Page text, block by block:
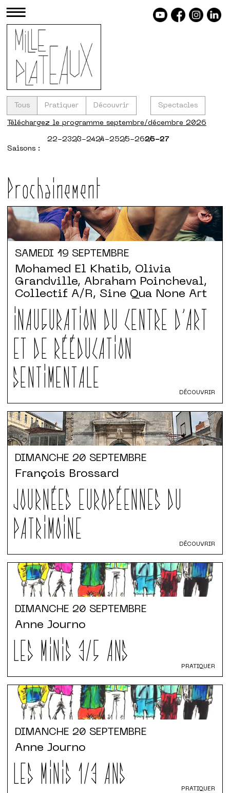
≡
Tous Pratiquer Découvrir Spectacles
Téléchargez le programme septembre/décembre 2026
Saisons :
22-2323-2424-2525-2626-27
Prochainement
SAMEDI 19 SEPTEMBRE
INAUGURATION DU CENTRE D'ART
ET DE RÉÉDUCATION
SENTIMENTALE
Mohamed El Khatib, Olivia
Grandville, Abraham Poincheval,
Collectif A/R, Sine Qua None Art
DÉCOUVRIR
DIMANCHE 20 SEPTEMBRE
JOURNÉES EUROPÉENNES DU
PATRIMOINE
François Brossard
DÉCOUVRIR
DIMANCHE 20 SEPTEMBRE
LES MINIS 3/5 ANS
Anne Journo
PRATIQUER
DIMANCHE 20 SEPTEMBRE
LES MINIS 1/3 ANS
Anne Journo
PRATIQUER